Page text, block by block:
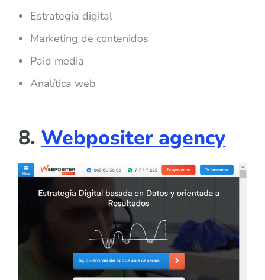
Estrategia digital
Marketing de contenidos
Paid media
Analítica web
8. Webpositer agency